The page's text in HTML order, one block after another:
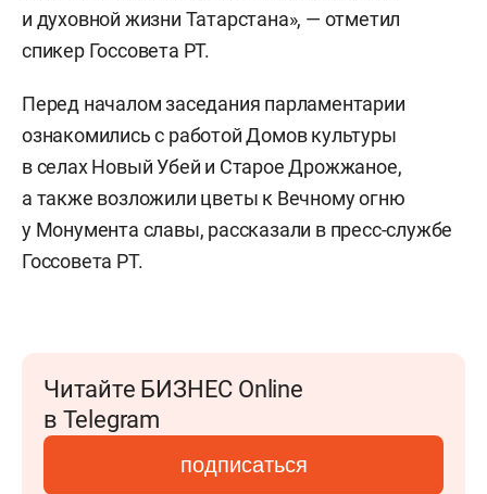
и духовной жизни Татарстана», — отметил
спикер Госсовета РТ.
Перед началом заседания парламентарии
ознакомились с работой Домов культуры
в селах Новый Убей и Старое Дрожжаное,
а также возложили цветы к Вечному огню
у Монумента славы, рассказали в пресс-службе
Госсовета РТ.
Читайте БИЗНЕС Online
в Telegram
подписаться